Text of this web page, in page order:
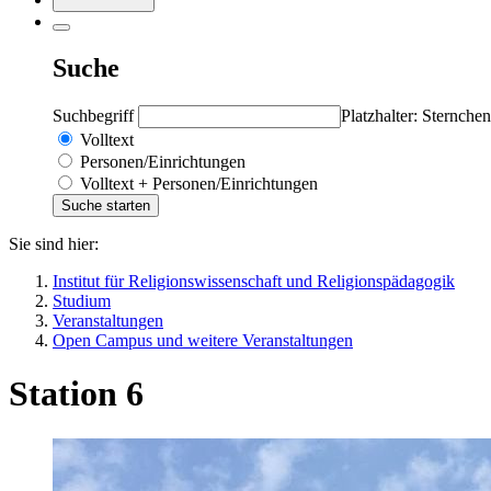
Suche
Suchbegriff
Platzhalter:
Volltext
Personen/Einrichtungen
Volltext + Personen/Einrichtungen
Sie sind hier:
Institut für Religionswissenschaft und Religionspädagogik
Studium
Veranstaltungen
Open Campus und weitere Veranstaltungen
Station 6